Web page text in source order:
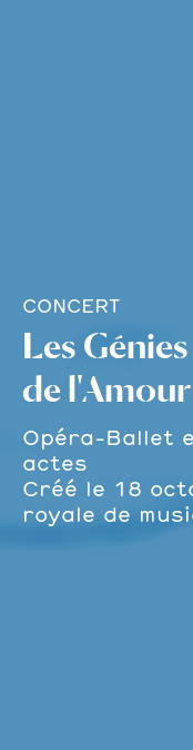
CONCERT
Les
de l'Amour
Opéra-Ballet
actes
Créé le 18
royale de